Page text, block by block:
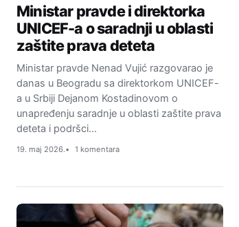
Ministar pravde i direktorka
UNICEF-a o saradnji u oblasti
zaštite prava deteta
Ministar pravde Nenad Vujić razgovarao je
danas u Beogradu sa direktorkom UNICEF-
a u Srbiji Dejanom Kostadinovom o
unapređenju saradnje u oblasti zaštite prava
deteta i podršci…
19. maj 2026. 1 komentara